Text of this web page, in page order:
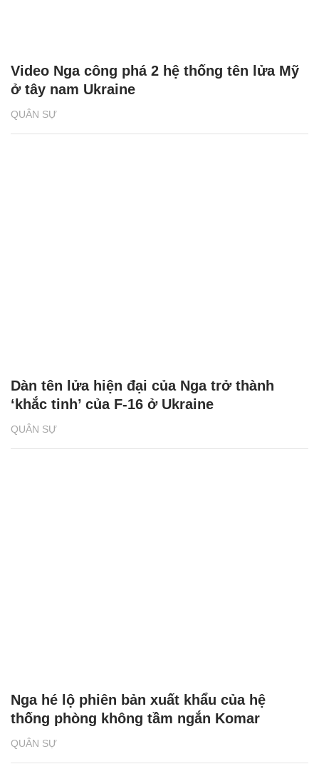
QUÂN SỰ
Video Nga công phá 2 hệ thống tên lửa Mỹ
ở tây nam Ukraine
QUÂN SỰ
Dàn tên lửa hiện đại của Nga trở thành
‘khắc tinh’ của F-16 ở Ukraine
QUÂN SỰ
Nga hé lộ phiên bản xuất khẩu của hệ
thống phòng không tầm ngắn Komar